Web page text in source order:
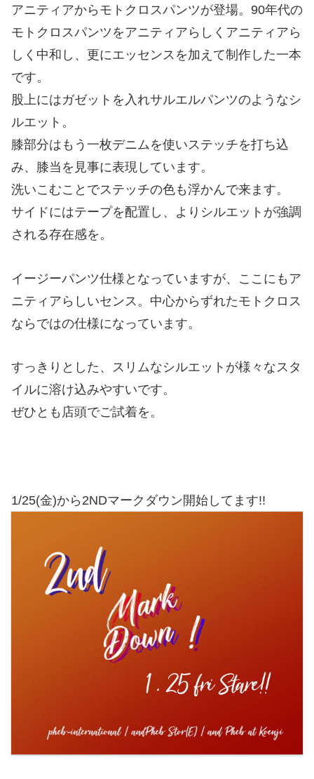
アニティアからモトクロスパンツが登場。90年代の
モトクロスパンツをアニティアらしくアニティアら
しく中和し、更にエッセンスを加えて制作した一本
です。
股上にはガゼットを入れサルエルパンツのようなシ
ルエット。
膝部分はもう一枚デニムを使いステッチを打ち込
み、膝当を見事に表現しています。
洗いこむことでステッチの色も浮かんで来ます。
サイドにはテープを配置し、よりシルエットが強調
される存在感を。
イージーパンツ仕様となっていますが、ここにもア
ニティアらしいセンス。中心からずれたモトクロス
ならではの仕様になっています。
すっきりとした、スリムなシルエットが様々なスタ
イルに溶け込みやすいです。
ぜひとも店頭でご試着を。
1/25(金)から2NDマークダウン開始してます!!